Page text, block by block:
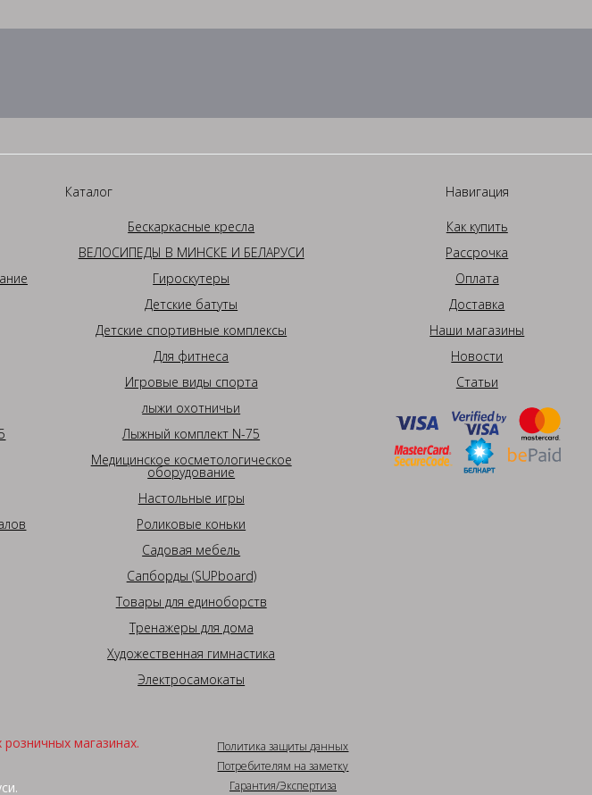
Каталог
Бескаркасные кресла
ВЕЛОСИПЕДЫ В МИНСКЕ И БЕЛАРУСИ
Гироскутеры
Детские батуты
Детские спортивные комплексы
Для фитнеса
Игровые виды спорта
лыжи охотничьи
Лыжный комплект N-75
Медицинское косметологическое
оборудование
Настольные игры
Роликовые коньки
Садовая мебель
Сапборды (SUPboard)
Товары для единоборств
Тренажеры для дома
Художественная гимнастика
Электросамокаты
Навигация
Как купить
Рассрочка
Оплата
Доставка
Наши магазины
Новости
Статьи
магазинах.
Политика защиты данных
Потребителям на заметку
Гарантия/Экспертиза